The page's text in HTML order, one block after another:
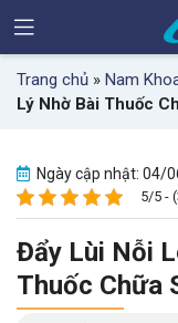
Trang chủ » Nam
Lý Nhờ Bài Thuốc
Ngày cập nhật: 04/
5/5 -
Đẩy Lùi Nỗi
Thuốc Chữa